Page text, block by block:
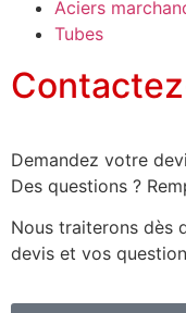
Aciers
Tubes
Demandez votre
Des questions ?
Nous traiterons dès
devis et vos